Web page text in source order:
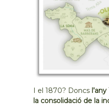
I el 1870? Doncs
la consolidació de la